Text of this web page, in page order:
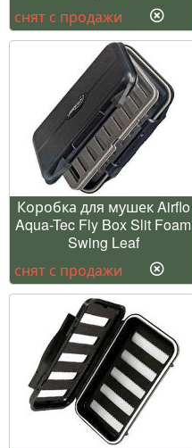
снят с продажи
Коробка для мушек Airflo
Aqua-Tec Fly Box Slit Foam
Swing Leaf
снят с продажи